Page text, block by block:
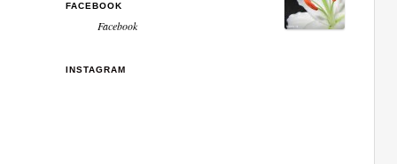
FACEBOOK
Facebook
INSTAGRAM